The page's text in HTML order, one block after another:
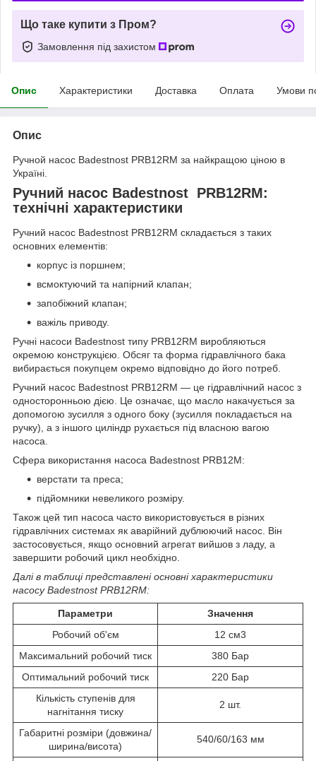
Що таке купити з Пром?
Замовлення під захистом
Опис Характеристики Доставка Оплата Умови
Опис
Ручной насос Badestnost PRB12RM за найкращою ціною в
Україні.
Ручний насос Badestnost PRB12RM:
технічні характеристики
Ручний насос Badestnost PRB12RM складається з таких
основних елементів:
корпус із поршнем;
всмоктуючий та напірний клапан;
запобіжний клапан;
важіль приводу.
Ручні насоси Badestnost типу PRB12RM виробляються
окремою конструкцією. Обсяг та форма гідравлічного бака
вибирається покупцем окремо відповідно до його потреб.
Ручний насос Badestnost PRB12RM — це гідравлічний насос з
односторонньою дією. Це означає, що масло накачується за
допомогою зусилля з одного боку (зусилля покладається на
ручку), а з іншого циліндр рухається під власною вагою
насоса.
Сфера використання насоса Badestnost PRB12M:
верстати та преса;
підйомники невеликого розміру.
Також цей тип насоса часто використовується в різних
гідравлічних системах як аварійний дублюючий насос. Він
застосовується, якщо основний агрегат вийшов з ладу, а
завершити робочий цикл необхідно.
Далі в таблиці представлені основні характеристики
насосу Badestnost PRB12RM:
Параметри
Значення
Робочий об'єм
12 см3
Максимальний робочий тиск
380 Бар
Оптимальний робочий тиск
220 Бар
Кількість ступенів для
нагнітання тиску
2 шт.
Габаритні розміри (довжина/
ширина/висота)
540/60/163 мм